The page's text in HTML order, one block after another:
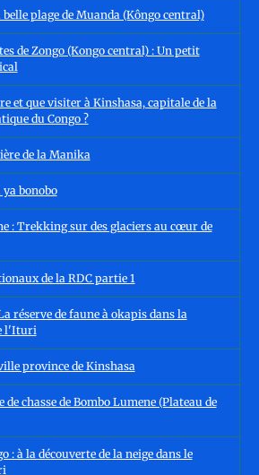
belle plage de Muanda (Kôngo central)
de Zongo (Kongo central) : Un petit
et que visiter à Kinshasa, capitale de la
du Congo ?
de la Manika
bonobo
: Trekking sur des glaciers au cœur de
de la RDC partie 1
réserve de faune à okapis dans la
l'Ituri
province de Kinshasa
de chasse de Bombo Lumene (Plateau de
: à la découverte de la neige dans le